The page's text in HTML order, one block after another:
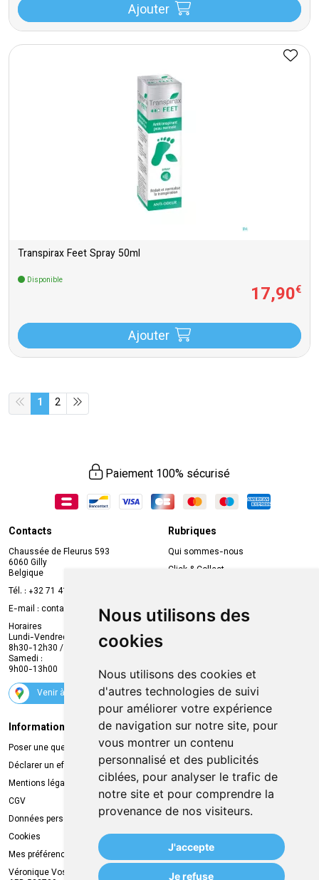
Nous utilisons des
cookies
Nous utilisons des cookies et
d'autres technologies de suivi
pour améliorer votre expérience
de navigation sur notre site, pour
vous montrer un contenu
personnalisé et des publicités
ciblées, pour analyser le trafic de
notre site et pour comprendre la
provenance de nos visiteurs.
J'accepte
Je refuse
Ajouter
Transpirax Feet Spray 50ml
Disponible
17,90€
Ajouter
1 2
Paiement 100% sécurisé
Contacts
Chaussée de Fleurus 593
6060 Gilly
Belgique
Tél. : +32 71 41 32 10
E-mail : contact
mvapharma.be
Horaires
Lundi-Vendredi :
8h30-12h30 / 13h30-18h30
Samedi :
9h00-13h00
Venir à la pharmacie
Rubriques
Qui sommes-nous
Click & Collect
Compte professionnel
Envoi d’ordonnance
Suivez-nous
Informations légales
Poser une question
Déclarer un effet indésirable
Mentions légales
CGV
Données personnelles
Cookies
Mes préférences Cookies
Véronique Vos
Livraison
Retrait à la pharmacie
Livraison chez vous
Livraison dans un Point Relais